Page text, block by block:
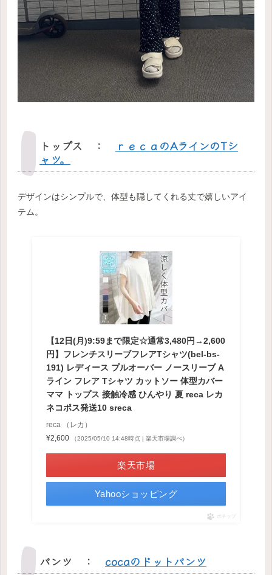
トップス ：
ｒｅｃａのAラインのTシ
ャツ。
デザインはシンプルで、体型も隠してくれる丈で嬉しいアイ
テム。
【12日(月)9:59まで限定☆通常3,480円→2,600
円】フレンチスリーブフレアTシャツ(bel-bs-
191) レディース プルオーバー ノースリーブ A
ライン フレア Tシャツ カットソー 体型カバー
ママ トップス 接触冷感 ひんやり 夏 reca レカ
ネコポス発送10 sreca
reca （レカ）
¥2,600
（2025/05/10 14:48時点 | 楽天市場調べ）
楽天市場
Yahooショッピング
ポチップ
パンツ ： cocaのドットパンツ